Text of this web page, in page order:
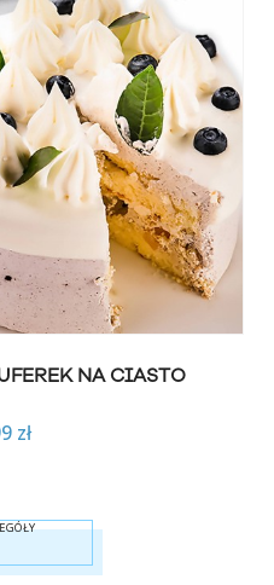
NA CIASTO
zł